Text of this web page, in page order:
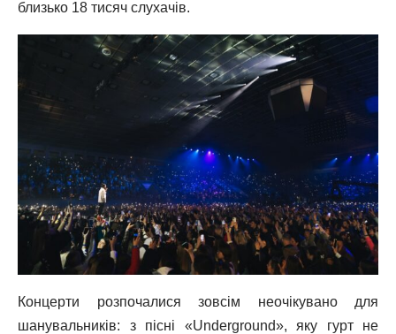
близько 18 тисяч слухачів.
Концерти розпочалися зовсім неочікувано для
шанувальників: з пісні «Underground», яку гурт не